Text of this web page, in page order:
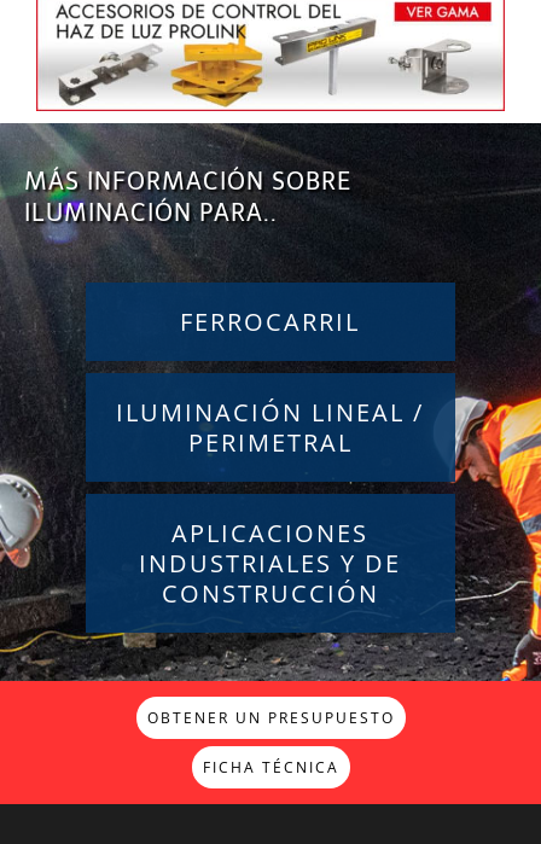
MÁS INFORMACIÓN SOBRE
ILUMINACIÓN PARA..
FERROCARRIL
ILUMINACIÓN LINEAL /
PERIMETRAL
APLICACIONES
INDUSTRIALES Y DE
CONSTRUCCIÓN
OBTENER UN PRESUPUESTO
FICHA TÉCNICA